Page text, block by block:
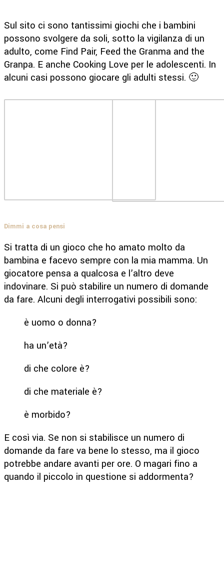
Sul sito ci sono tantissimi giochi che i bambini
possono svolgere da soli, sotto la vigilanza di un
adulto, come Find Pair, Feed the Granma and the
Granpa. E anche Cooking Love per le adolescenti. In
alcuni casi possono giocare gli adulti stessi. 🙂
Dimmi a cosa pensi
Si tratta di un gioco che ho amato molto da
bambina e facevo sempre con la mia mamma. Un
giocatore pensa a qualcosa e l’altro deve
indovinare. Si può stabilire un numero di domande
da fare. Alcuni degli interrogativi possibili sono:
è uomo o donna?
ha un’età?
di che colore è?
di che materiale è?
è morbido?
E così via. Se non si stabilisce un numero di
domande da fare va bene lo stesso, ma il gioco
potrebbe andare avanti per ore. O magari fino a
quando il piccolo in questione si addormenta?